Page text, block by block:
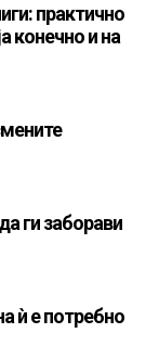
практично
конечно и на
ги заборави
ѝ е потребно